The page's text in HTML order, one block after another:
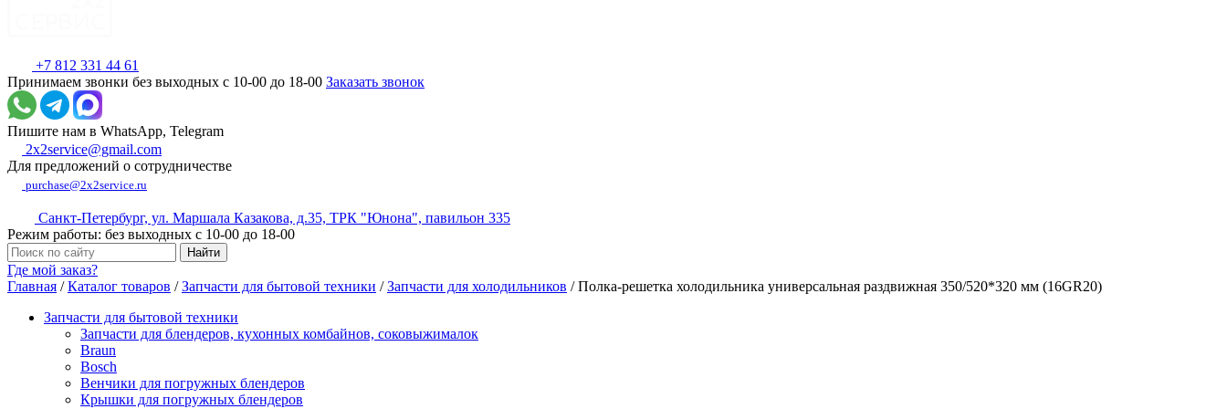
+7 812 331 44 61
Принимаем звонки без выходных с 10-00 до 18-00 Заказать звонок
Пишите нам в WhatsApp, Telegram
2x2service@gmail.com
Для предложений о сотрудничестве
purchase@2x2service.ru
Санкт-Петербург, ул. Маршала Казакова, д.35, ТРК "Юнона", павильон 335
Режим работы: без выходных с 10-00 до 18-00
Где мой заказ?
Главная /Каталог товаров /Запчасти для бытовой техники /Запчасти для холодильников /Полка-решетка холодильника универсальная раздвижная 350/520*320 мм (16GR20)
Запчасти для бытовой техники
Запчасти для блендеров, кухонных комбайнов, соковыжималок
Braun
Bosch
Венчики для погружных блендеров
Крышки для погружных блендеров